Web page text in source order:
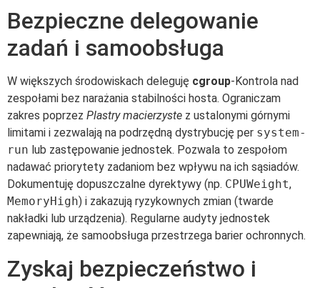
Bezpieczne delegowanie
zadań i samoobsługa
W większych środowiskach deleguję cgroup-Kontrola nad
zespołami bez narażania stabilności hosta. Ograniczam
zakres poprzez Plastry macierzyste z ustalonymi górnymi
limitami i zezwalają na podrzędną dystrybucję per system-
run lub zastępowanie jednostek. Pozwala to zespołom
nadawać priorytety zadaniom bez wpływu na ich sąsiadów.
Dokumentuję dopuszczalne dyrektywy (np. CPUWeight,
MemoryHigh) i zakazują ryzykownych zmian (twarde
nakładki lub urządzenia). Regularne audyty jednostek
zapewniają, że samoobsługa przestrzega barier ochronnych.
Zyskaj bezpieczeństwo i